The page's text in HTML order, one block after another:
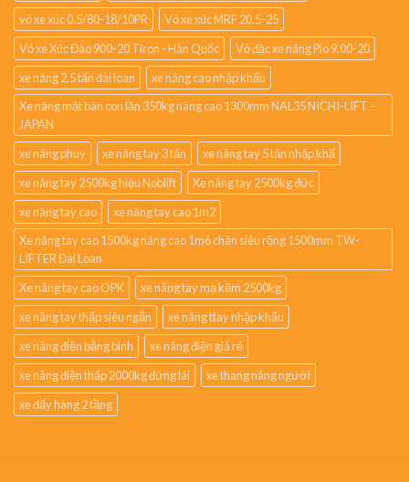
vỏ xe xúc 0.5/80-18/10PR
Vỏ xe xúc MRF 20.5-25
Vỏ xe Xúc Đào 900-20 Tiron - Hàn Quốc
Vỏ đặc xe nâng Pio 9.00-20
xe nâng 2.5 tấn đài loan
xe nâng cao nhập khẩu
Xe nâng mặt bàn con lăn 350kg nâng cao 1300mm NAL35 NICHI-LIFT –
JAPAN
xe nâng phuy
xe nâng tay 3 tấn
xe nâng tay 5 tấn nhập khẩ
xe nâng tay 2500kg hiệu Noblift
Xe nâng tay 2500kg đức
xe nâng tay cao
xe nâng tay cao 1m2
Xe nâng tay cao 1500kg nâng cao 1m6 chân siêu rộng 1500mm TW-
LIFTER Đài Loan
Xe nâng tay cao OPK
xe nâng tay mạ kẽm 2500kg
xe nâng tay thấp siêu ngắn
xe nâng ttay nhập khẩu
xe nâng điện bằng bình
xe nâng điện giá rẻ
xe nâng điện thấp 2000kg đứng lái
xe thang nâng người
xe đẩy hàng 2 tầng